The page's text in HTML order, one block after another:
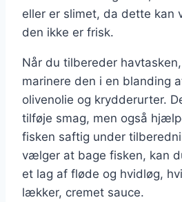
eller er slimet, da dette kan
den ikke er frisk.
Når du tilbereder
marinere den i en blanding
olivenolie og krydderurter.
tilføje smag, men også
fisken saftig under
vælger at bage fisken, kan
et lag af fløde og hvidløg,
lækker, cremet sauce.